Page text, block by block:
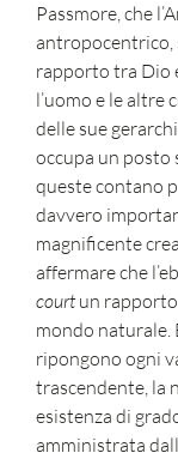
Passmore, che
antropocentrico,
rapporto tra Dio
l’uomo e le altre
delle sue
occupa un posto
queste contano
davvero
magnificente
affermare che
courtun
mondo naturale.
ripongono ogni
trascendente, la
esistenza di
amministrata